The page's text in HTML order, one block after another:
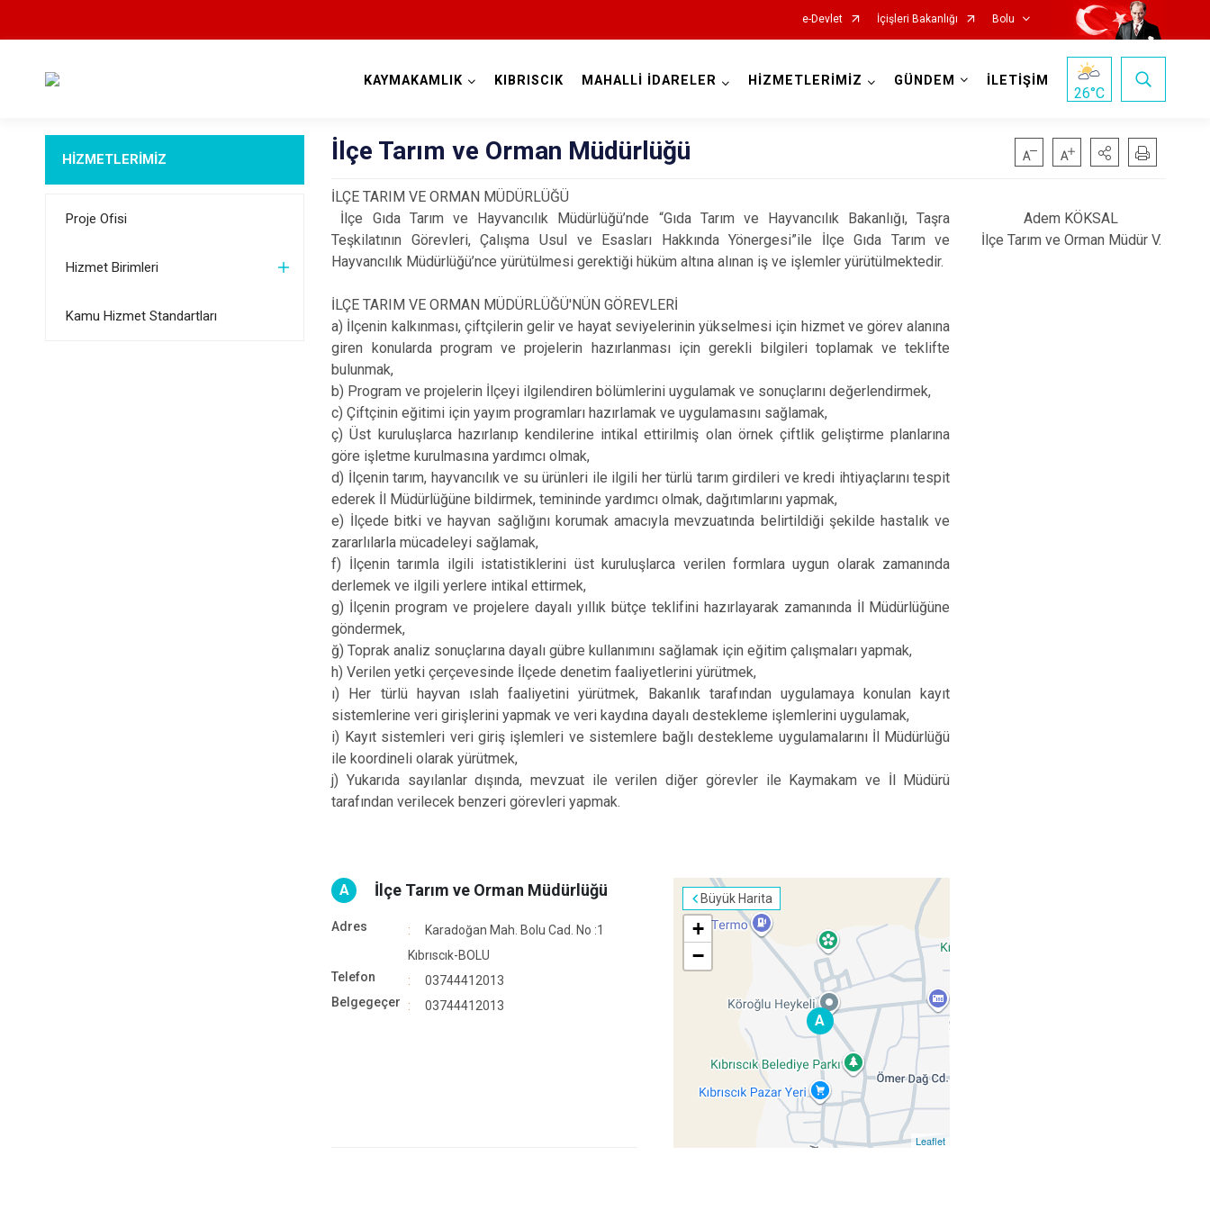
e-Devlet İçişleri Bakanlığı Bolu
Dörtdivan
Göynük
Kıbrıscık
Mengen
Mudurnu
Yeniçağa
KAYMAKAMLIK KIBRISCIK MAHALLİ İDARELER HİZMETLERİMİZ GÜNDEM İLETİŞİM
26°C
HİZMETLERİMİZ
Proje Ofisi
Hizmet Birimleri
Kamu Hizmet Standartları
İlçe Tarım ve Orman Müdürlüğü
İLÇE TARIM VE ORMAN MÜDÜRLÜĞÜ
İlçe Gıda Tarım ve Hayvancılık Müdürlüğü’nde “Gıda Tarım ve Hayvancılık Bakanlığı, Taşra
Teşkilatının Görevleri, Çalışma Usul ve Esasları Hakkında Yönergesi”ile İlçe Gıda Tarım ve
Hayvancılık Müdürlüğü’nce yürütülmesi gerektiği hüküm altına alınan iş ve işlemler yürütülmektedir.
İLÇE TARIM VE ORMAN MÜDÜRLÜĞÜ'NÜN GÖREVLERİ
a) İlçenin kalkınması, çiftçilerin gelir ve hayat seviyelerinin yükselmesi için hizmet ve görev alanına
giren konularda program ve projelerin hazırlanması için gerekli bilgileri toplamak ve teklifte
bulunmak,
b) Program ve projelerin İlçeyi ilgilendiren bölümlerini uygulamak ve sonuçlarını değerlendirmek,
c) Çiftçinin eğitimi için yayım programları hazırlamak ve uygulamasını sağlamak,
ç) Üst kuruluşlarca hazırlanıp kendilerine intikal ettirilmiş olan örnek çiftlik geliştirme planlarına
göre işletme kurulmasına yardımcı olmak,
d) İlçenin tarım, hayvancılık ve su ürünleri ile ilgili her türlü tarım girdileri ve kredi ihtiyaçlarını tespit
ederek İl Müdürlüğüne bildirmek, temininde yardımcı olmak, dağıtımlarını yapmak,
e) İlçede bitki ve hayvan sağlığını korumak amacıyla mevzuatında belirtildiği şekilde hastalık ve
zararlılarla mücadeleyi sağlamak,
f) İlçenin tarımla ilgili istatistiklerini üst kuruluşlarca verilen formlara uygun olarak zamanında
derlemek ve ilgili yerlere intikal ettirmek,
g) İlçenin program ve projelere dayalı yıllık bütçe teklifini hazırlayarak zamanında İl Müdürlüğüne
göndermek,
ğ) Toprak analiz sonuçlarına dayalı gübre kullanımını sağlamak için eğitim çalışmaları yapmak,
h) Verilen yetki çerçevesinde İlçede denetim faaliyetlerini yürütmek,
ı) Her türlü hayvan ıslah faaliyetini yürütmek, Bakanlık tarafından uygulamaya konulan kayıt
sistemlerine veri girişlerini yapmak ve veri kaydına dayalı destekleme işlemlerini uygulamak,
i) Kayıt sistemleri veri giriş işlemleri ve sistemlere bağlı destekleme uygulamalarını İl Müdürlüğü
ile koordineli olarak yürütmek,
j) Yukarıda sayılanlar dışında, mevzuat ile verilen diğer görevler ile Kaymakam ve İl Müdürü
tarafından verilecek benzeri görevleri yapmak.
Büyük Harita
A
+
−
Leaflet
A İlçe Tarım ve Orman Müdürlüğü
Adres
Karadoğan Mah. Bolu Cad. No :1
Kıbrıscık-BOLU
Telefon
03744412013
Belgegeçer
03744412013
Adem KÖKSAL
İlçe Tarım ve Orman Müdür V.